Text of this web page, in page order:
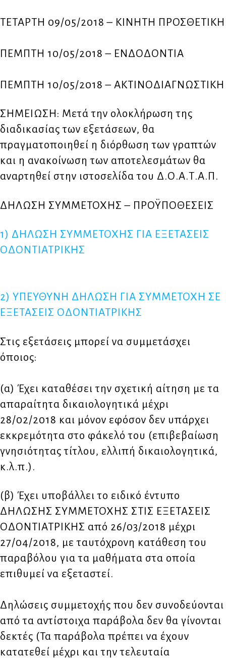
ΤΕΤΑΡΤΗ 09/05/2018 – ΚΙΝΗΤΗ ΠΡΟΣΘΕΤΙΚΗ
ΠΕΜΠΤΗ 10/05/2018 – ΕΝΔΟΔΟΝΤΙΑ
ΠΕΜΠΤΗ 10/05/2018 – ΑΚΤΙΝΟΔΙΑΓΝΩΣΤΙΚΗ
ΣΗΜΕΙΩΣΗ: Μετά την ολοκλήρωση της
διαδικασίας των εξετάσεων, θα
πραγματοποιηθεί η διόρθωση των γραπτών
και η ανακοίνωση των αποτελεσμάτων θα
αναρτηθεί στην ιστοσελίδα του Δ.Ο.Α.Τ.Α.Π.
ΔΗΛΩΣΗ ΣΥΜΜΕΤΟΧΗΣ – ΠΡΟΫΠΟΘΕΣΕΙΣ
1) ΔΗΛΩΣΗ ΣΥΜΜΕΤΟΧΗΣ ΓΙΑ ΕΞΕΤΑΣΕΙΣ
ΟΔΟΝΤΙΑΤΡΙΚΗΣ
2) ΥΠΕΥΘΥΝΗ ΔΗΛΩΣΗ ΓΙΑ ΣΥΜΜΕΤΟΧΗ ΣΕ
ΕΞΕΤΑΣΕΙΣ ΟΔΟΝΤΙΑΤΡΙΚΗΣ
Στις εξετάσεις μπορεί να συμμετάσχει
όποιος:
(α) Έχει καταθέσει την σχετική αίτηση με τα
απαραίτητα δικαιολογητικά μέχρι
28/02/2018 και μόνον εφόσον δεν υπάρχει
εκκρεμότητα στο φάκελό του (επιβεβαίωση
γνησιότητας τίτλου, ελλιπή δικαιολογητικά,
κ.λ.π.).
(β) Έχει υποβάλλει το ειδικό έντυπο
ΔΗΛΩΣΗΣ ΣΥΜΜΕΤΟΧΗΣ ΣΤΙΣ ΕΞΕΤΑΣΕΙΣ
ΟΔΟΝΤΙΑΤΡΙΚΗΣ από 26/03/2018 μέχρι
27/04/2018, με ταυτόχρονη κατάθεση του
παραβόλου για τα μαθήματα στα οποία
επιθυμεί να εξεταστεί.
Δηλώσεις συμμετοχής που δεν συνοδεύονται
από τα αντίστοιχα παράβολα δεν θα γίνονται
δεκτές (Τα παράβολα πρέπει να έχουν
κατατεθεί μέχρι και την τελευταία